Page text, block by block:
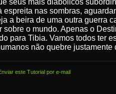
seus mais diabólicos
espreita nas sombras,
a beira de uma outra guerra
sobre o mundo. Apenas o
para Tibia. Vamos todos ter
não quebre justamente
este Tutorial por e-mail